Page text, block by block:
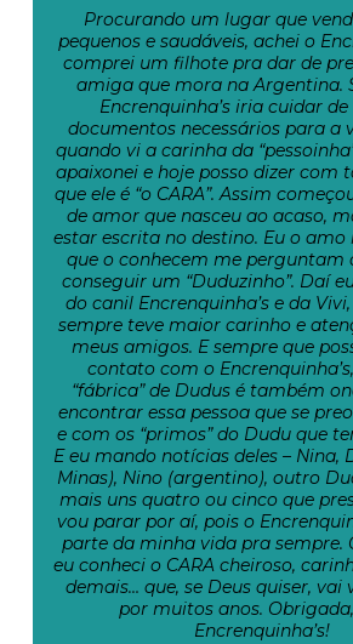
Procurando um lugar que
pequenos e saudáveis, achei o
comprei um filhote pra dar de
amiga que mora na Argentina.
Encrenquinha’s iria cuidar
documentos necessários para a
quando vi a carinha da
apaixonei e hoje posso dizer com
que ele é “o CARA”. Assim
de amor que nasceu ao acaso,
estar escrita no destino. Eu o
que o conhecem me perguntam
conseguir um “Duduzinho”. Daí
do canil Encrenquinha’s e da
sempre teve maior carinho e
meus amigos. E sempre que
contato com o
“fábrica” de Dudus é também
encontrar essa pessoa que se
e com os “primos” do Dudu que
E eu mando notícias deles – Nina,
Minas), Nino (argentino), outro
mais uns quatro ou cinco que
vou parar por aí, pois o
parte da minha vida pra sempre.
eu conheci o CARA cheiroso,
demais… que, se Deus quiser, vai
por muitos anos.
Encrenquinha’s!